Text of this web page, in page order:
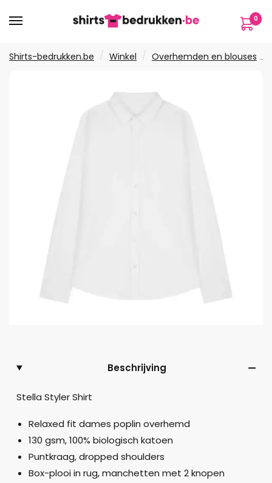
naar
naar
inhoud
0
Shirts-bedrukken.be / Winkel / Overhemden en blouses
Beschrijving
Stella Styler Shirt
Relaxed fit dames poplin overhemd
130 gsm, 100% biologisch katoen
Puntkraag, dropped shoulders
Box-plooi in rug, manchetten met 2 knopen